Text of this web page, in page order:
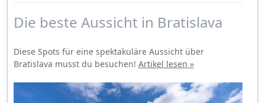
Die beste Aussicht in Bratislava
Diese Spots für eine spektakuläre Aussicht über
Bratislava musst du besuchen! Artikel lesen »